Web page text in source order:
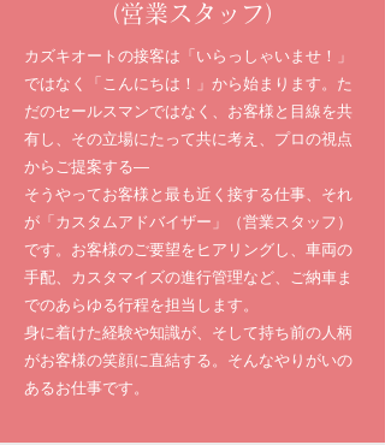
（営業スタッフ）
カズキオートの接客は「いらっしゃいませ！」
ではなく「こんにちは！」から始まります。た
だのセールスマンではなく、お客様と目線を共
有し、その立場にたって共に考え、プロの視点
からご提案する―
そうやってお客様と最も近く接する仕事、それ
が「カスタムアドバイザー」（営業スタッフ）
です。お客様のご要望をヒアリングし、車両の
手配、カスタマイズの進行管理など、ご納車ま
でのあらゆる行程を担当します。
身に着けた経験や知識が、そして持ち前の人柄
がお客様の笑顔に直結する。そんなやりがいの
あるお仕事です。​